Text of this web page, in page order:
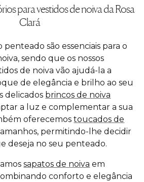
para vestidos de noiva da Rosa
Clará
são essenciais para o
sendo que os nossos
de noiva vão ajudá-la a
de elegância e brilho ao seu
delicados brincos de noiva
a luz e complementar a sua
oferecemostoucados de
permitindo-lhe decidir
deseja no seu penteado.
sapatos de noiva em
conforto e elegância